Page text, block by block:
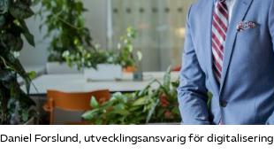
Våra frågor
Om oss
Kontakt
Daniel Forslund, utvecklingsansvarig för digitalisering